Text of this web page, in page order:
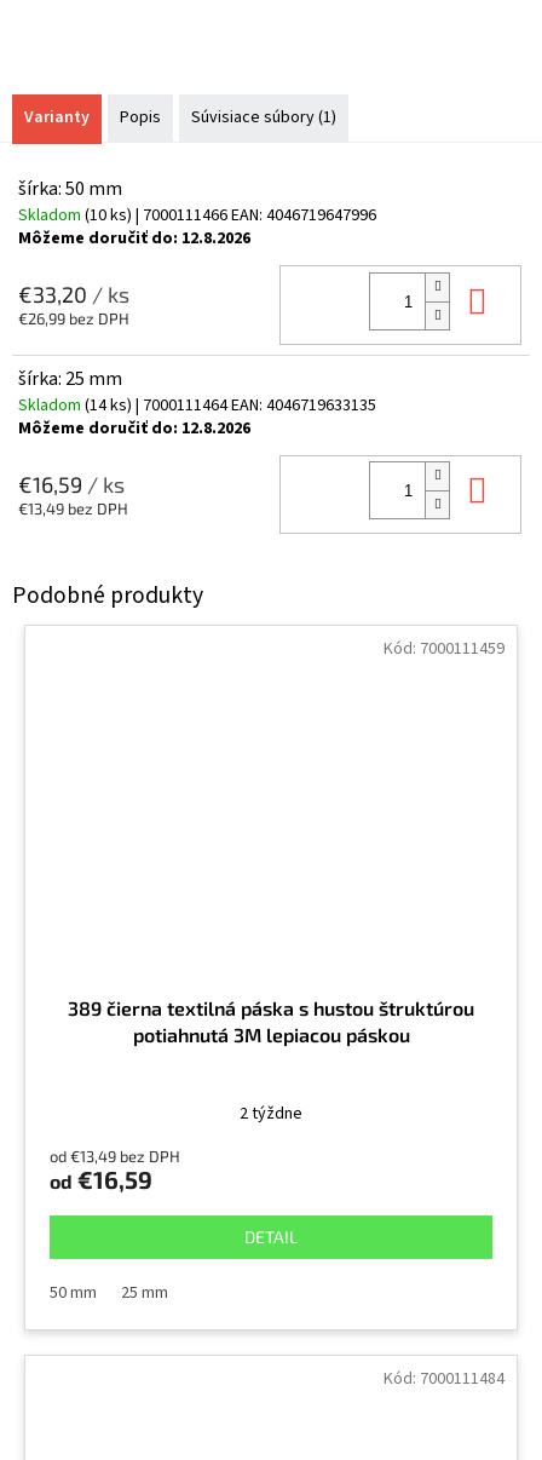
Varianty Popis Súvisiace súbory (1)
šírka: 50 mm
Skladom (10 ks) | 7000111466EAN: 4046719647996
Môžeme doručiť do: 12.8.2026
€33,20 / ks
€26,99 bez DPH
šírka: 25 mm
Skladom (14 ks) | 7000111464EAN: 4046719633135
Môžeme doručiť do: 12.8.2026
€16,59 / ks
€13,49 bez DPH
389 čierna textilná páska s hustou štruktúrou
potiahnutá 3M lepiacou páskou
2 týždne
od €13,49 bez DPH
od €16,59
DETAIL
50 mm 25 mm
Kód: 7000111459
Kód: 7000111484